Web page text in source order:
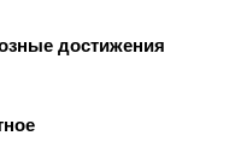
достижения